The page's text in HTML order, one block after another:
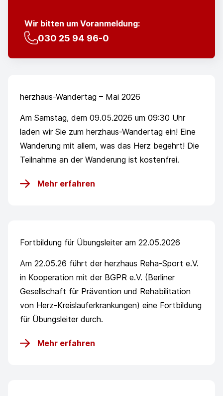
Wir bitten um Voranmeldung:
030 25 94 96-0
herzhaus-Wandertag – Mai 2026
Am Samstag, dem 09.05.2026 um 09:30 Uhr
laden wir Sie zum herzhaus-Wandertag ein! Eine
Wanderung mit allem, was das Herz begehrt! Die
Teilnahme an der Wanderung ist kostenfrei.
Mehr erfahren
Fortbildung für Übungsleiter am 22.05.2026
Am 22.05.26 führt der herzhaus Reha-Sport e.V.
in Kooperation mit der BGPR e.V. (Berliner
Gesellschaft für Prävention und Rehabilitation
von Herz-Kreislauferkrankungen) eine Fortbildung
für Übungsleiter durch.
Mehr erfahren